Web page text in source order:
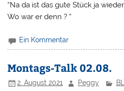
“Na da ist das gute Stück ja
Wo war er denn ? “
Ein Kommentar
Montags-Talk 02.08.
2. August 2021 Peggy